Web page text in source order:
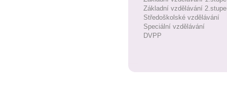
Základní vzdělávání
Středoškolské vzdělávání
Speciální vzdělávání
DVPP